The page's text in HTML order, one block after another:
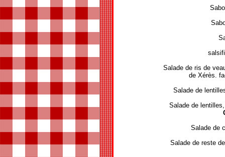
Salade de ris de
de Xérès.
Salade de
Salade de
Salade de
Salade de reste